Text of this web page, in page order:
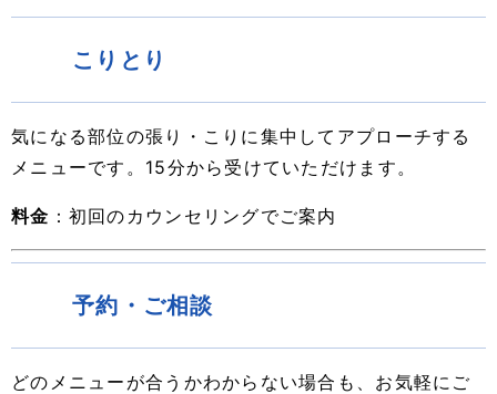
こりとり
気になる部位の張り・こりに集中してアプローチする
メニューです。15分から受けていただけます。
料金 ：初回のカウンセリングでご案内
予約・ご相談
どのメニューが合うかわからない場合も、お気軽にご